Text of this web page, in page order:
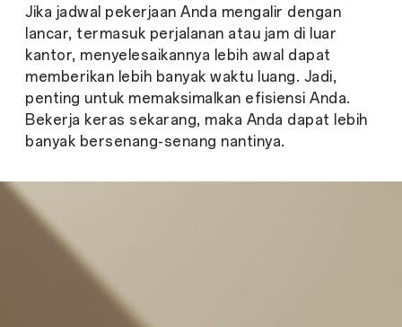
Jika jadwal pekerjaan Anda mengalir dengan
lancar, termasuk perjalanan atau jam di luar
kantor, menyelesaikannya lebih awal dapat
memberikan lebih banyak waktu luang. Jadi,
penting untuk memaksimalkan efisiensi Anda.
Bekerja keras sekarang, maka Anda dapat lebih
banyak bersenang-senang nantinya.